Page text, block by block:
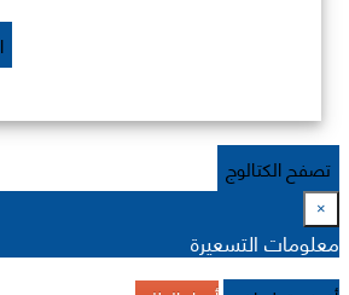
تصفح الكتالوج
×
معلومات التسعيرة